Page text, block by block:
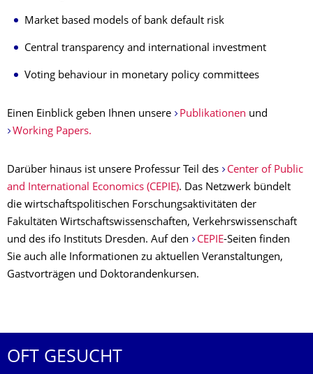
Market based models of bank default risk
Central transparency and international investment
Voting behaviour in monetary policy committees
Einen Einblick geben Ihnen unsere Publikationen und
Working Papers.
Darüber hinaus ist unsere Professur Teil des
Center of Public
and International Economics (CEPIE). Das Netzwerk bündelt
die wirtschaftspolitischen Forschungsaktivitäten der
Fakultäten Wirtschaftswissenschaften, Verkehrswissenschaft
und des ifo Instituts Dresden. Auf den
CEPIE-Seiten finden
Sie auch alle Informationen zu aktuellen Veranstaltungen,
Gastvorträgen und Doktorandenkursen.
OFT GESUCHT